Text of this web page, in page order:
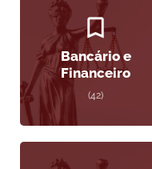
Bancário e
Financeiro
(42)